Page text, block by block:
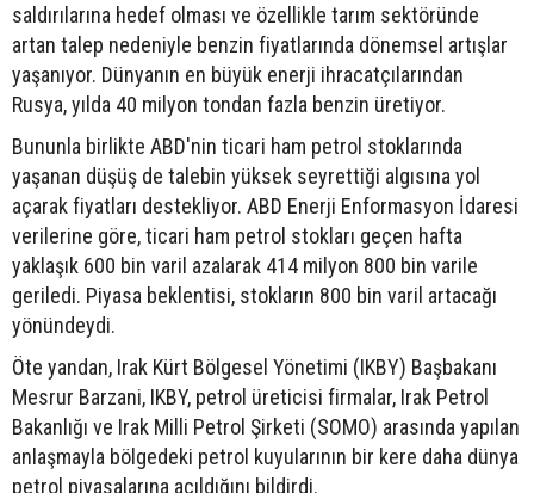
saldırılarına hedef olması ve özellikle tarım sektöründe
artan talep nedeniyle benzin fiyatlarında dönemsel artışlar
yaşanıyor. Dünyanın en büyük enerji ihracatçılarından
Rusya, yılda 40 milyon tondan fazla benzin üretiyor.
Bununla birlikte ABD'nin ticari ham petrol stoklarında
yaşanan düşüş de talebin yüksek seyrettiği algısına yol
açarak fiyatları destekliyor. ABD Enerji Enformasyon İdaresi
verilerine göre, ticari ham petrol stokları geçen hafta
yaklaşık 600 bin varil azalarak 414 milyon 800 bin varile
geriledi. Piyasa beklentisi, stokların 800 bin varil artacağı
yönündeydi.
Öte yandan, Irak Kürt Bölgesel Yönetimi (IKBY) Başbakanı
Mesrur Barzani, IKBY, petrol üreticisi firmalar, Irak Petrol
Bakanlığı ve Irak Milli Petrol Şirketi (SOMO) arasında yapılan
anlaşmayla bölgedeki petrol kuyularının bir kere daha dünya
petrol piyasalarına açıldığını bildirdi.